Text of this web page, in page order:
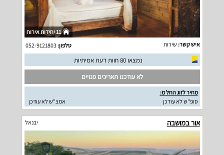
11 יחידות אירוח
איש קשר: שירות טלפון:052-9121803
נמצאו 80 חוות דעת אמיתיות
לא עודכנו תאריכים פנויים
מחיר לזוג החל מ:
סופ"ש לא עודכן
אמצ"ש לא עודכן
אור במושבה יבנאל